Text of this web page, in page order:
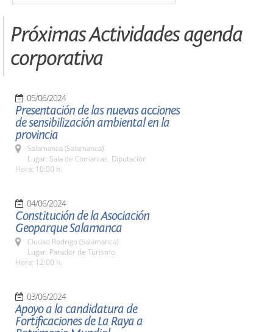
Próximas Actividades agenda
corporativa
05/06/2024
Presentación de las nuevas acciones
de sensibilización ambiental en la
provincia
Salamanca (Salamanca)
Lugar: Sala de Comarcas. Diputación
Hora: 10:00 h.
04/06/2024
Constitución de la Asociación
Geoparque Salamanca
Ciudad Rodrigo (Salamanca)
Lugar: Parador de Turismo
Hora: 12:00 h.
03/06/2024
Apoyo a la candidatura de
Fortificaciones de La Raya a